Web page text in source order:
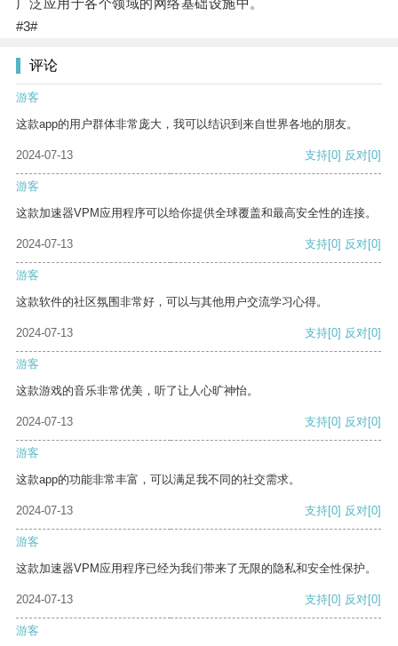
广泛应用于各个领域的网络基础设施中。
#3#
评论
游客
这款app的用户群体非常庞大，我可以结识到来自世界各地的朋友。
2024-07-13 支持[0] 反对[0]
游客
这款加速器VPM应用程序可以给你提供全球覆盖和最高安全性的连接。
2024-07-13 支持[0] 反对[0]
游客
这款软件的社区氛围非常好，可以与其他用户交流学习心得。
2024-07-13 支持[0] 反对[0]
游客
这款游戏的音乐非常优美，听了让人心旷神怡。
2024-07-13 支持[0] 反对[0]
游客
这款app的功能非常丰富，可以满足我不同的社交需求。
2024-07-13 支持[0] 反对[0]
游客
这款加速器VPM应用程序已经为我们带来了无限的隐私和安全性保护。
2024-07-13 支持[0] 反对[0]
游客